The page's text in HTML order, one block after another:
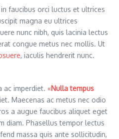
faucibus orci luctus et ultrices
magna eu ultrices
nunc nibh, quis lacinia lectus
congue metus nec mollis. Ut
, iaculis hendrerit nunc.
ac imperdiet. «Nulla tempus
Maecenas ac metus nec odio
a augue faucibus aliquet eget
diam. Phasellus tempor lectus
massa quis ante sollicitudin,